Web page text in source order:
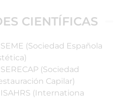
CIENTÍFICAS
(Sociedad Española
(Sociedad
Capilar)
(Internationa